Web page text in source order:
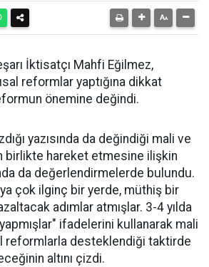
İktisatçı Mahfi Eğilmez,
reformlar yaptığına dikkat
önemine değindi.
yazısında da değindiği mali ve
birlikte hareket etmesine ilişkin
da değerlendirmelerde bulundu.
çok ilginç bir yerde, müthiş bir
adımlar atmışlar. 3-4 yılda
ifadelerini kullanarak mali
reformlarla desteklendiği taktirde
altını çizdi.